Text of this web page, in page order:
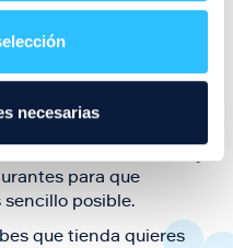
necesarias
y shopping durante
de Puerto Venecia
para que
posible.
que tienda quieres